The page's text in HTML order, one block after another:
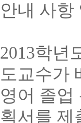
안내 사항
2013학년
도교수가
영어 졸업
획서를 제